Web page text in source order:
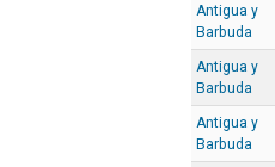
Antigua y
Barbuda
Antigua y
Barbuda
Antigua y
Barbuda